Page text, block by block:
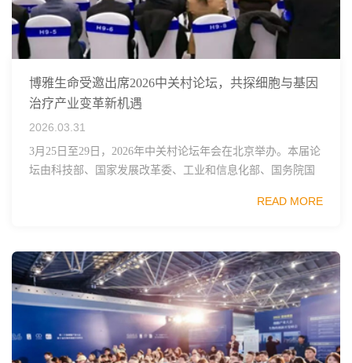
博雅生命受邀出席2026中关村论坛，共探细胞与基因
治疗产业变革新机遇
2026.03.31
3月25日至29日，2026年中关村论坛年会在北京举办。本届论
坛由科技部、国家发展改革委、工业和信息化部、国务院国
READ MORE